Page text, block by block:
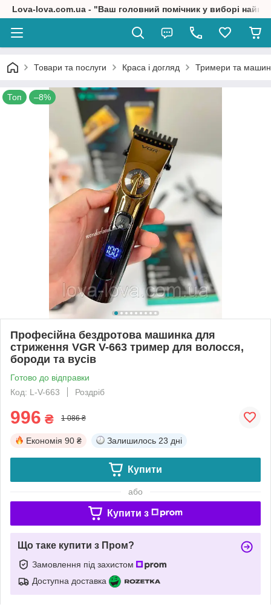
Lova-lova.com.ua - "Ваш головний помічник у виборі
Товари та послуги Краса і догляд Тримери та
Топ –8%
Професійна бездротова машинка для
стриження VGR V-663 тример для волосся,
бороди та вусів
Готово до відправки
Код: L-V-663
Роздріб
996 ₴ 1 086 ₴
Економія 90 ₴ Залишилось 23 дні
Купити
або
Купити з
Що таке купити з Пром?
Замовлення під захистом
Доступна доставка